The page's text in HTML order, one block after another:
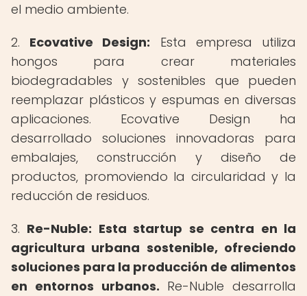
el medio ambiente.
2. Ecovative Design: Esta empresa utiliza
hongos para crear materiales
biodegradables y sostenibles que pueden
reemplazar plásticos y espumas en diversas
aplicaciones. Ecovative Design ha
desarrollado soluciones innovadoras para
embalajes, construcción y diseño de
productos, promoviendo la circularidad y la
reducción de residuos.
3. Re-Nuble: Esta startup se centra en la
agricultura urbana sostenible, ofreciendo
soluciones para la producción de alimentos
en entornos urbanos. Re-Nuble desarrolla